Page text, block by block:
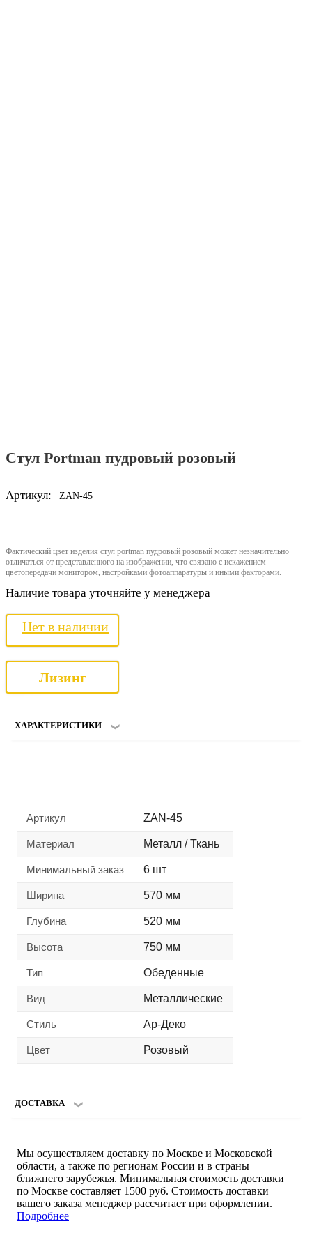
Стул Portman пудровый розовый
Артикул: ZAN-45
Фактический цвет изделия стул portman пудровый розовый может незначительно
отличаться от представленного на изображении, что связано с искажением
цветопередачи монитором, настройками фотоаппаратуры и иными факторами.
Наличие товара уточняйте у менеджера
Нет в наличии
Лизинг
ХАРАКТЕРИСТИКИ
Артикул ZAN-45
Материал Металл / Ткань
Минимальный заказ 6 шт
Ширина 570 мм
Глубина 520 мм
Высота 750 мм
Тип Обеденные
Вид Металлические
Стиль Ар-Деко
Цвет Розовый
ДОСТАВКА
Мы осуществляем доставку по Москве и Московской
области, а также по регионам России и в страны
ближнего зарубежья. Минимальная стоимость доставки
по Москве составляет 1500 руб. Стоимость доставки
вашего заказа менеджер рассчитает при оформлении.
Подробнее